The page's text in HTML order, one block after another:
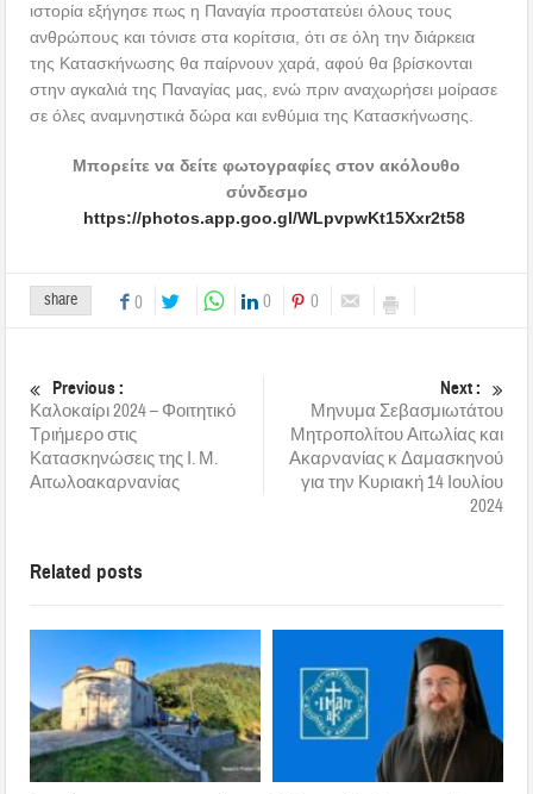
ιστορία εξήγησε πως η Παναγία προστατεύει όλους τους
ανθρώπους και τόνισε στα κορίτσια, ότι σε όλη την διάρκεια
της Κατασκήνωσης θα παίρνουν χαρά, αφού θα βρίσκονται
στην αγκαλιά της Παναγίας μας, ενώ πριν αναχωρήσει μοίρασε
σε όλες αναμνηστικά δώρα και ενθύμια της Κατασκήνωσης.
Μπορείτε να δείτε φωτογραφίες στον ακόλουθο
σύνδεσμο
https://photos.app.goo.gl/WLpvpwKt15Xxr2t58
share 0 0 0
Previous :
Καλοκαίρι 2024 – Φοιτητικό
Τριήμερο στις
Κατασκηνώσεις της Ι. Μ.
Αιτωλοακαρνανίας
Next :
Μηνυμα Σεβασμιωτάτου
Μητροπολίτου Αιτωλίας και
Ακαρνανίας κ Δαμασκηνού
για την Κυριακή 14 Ιουλίου
2024
Related posts